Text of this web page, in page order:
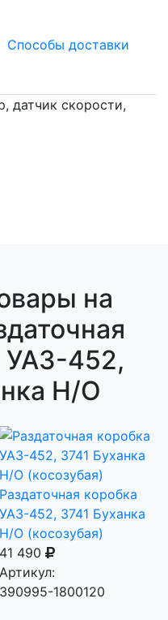
Способы доставки
датчик скорости,
на
УАЗ-452,
Н/О
Раздаточная коробка
УАЗ-452, 3741 Буханка
Н/О (косозубая)
41 490
Артикул:
390995-1800120